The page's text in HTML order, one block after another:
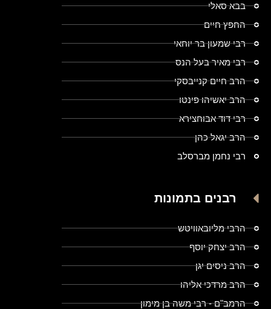
בבא סאלי
החפץ חיים
רבי שמעון בר יוחאי
רבי מאיר בעל הנס
הרב חיים קנייבסקי
הרב יאשיהו פינטו
רבי דוד אבוחצירא
הרב יגאל כהן
רבי נחמן מברסלב
רבנים בתמונות
הרבי מליובאוויטש
הרב יצחק יוסף
הרב ניסים יגן
הרב מרדכי אליהו
הרמב"ם - רבי משה בן מימון